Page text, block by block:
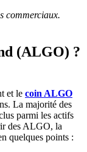
commerciaux.
(ALGO) ?
et le coin ALGO
La majorité des
parmi les actifs
des ALGO, la
quelques points :